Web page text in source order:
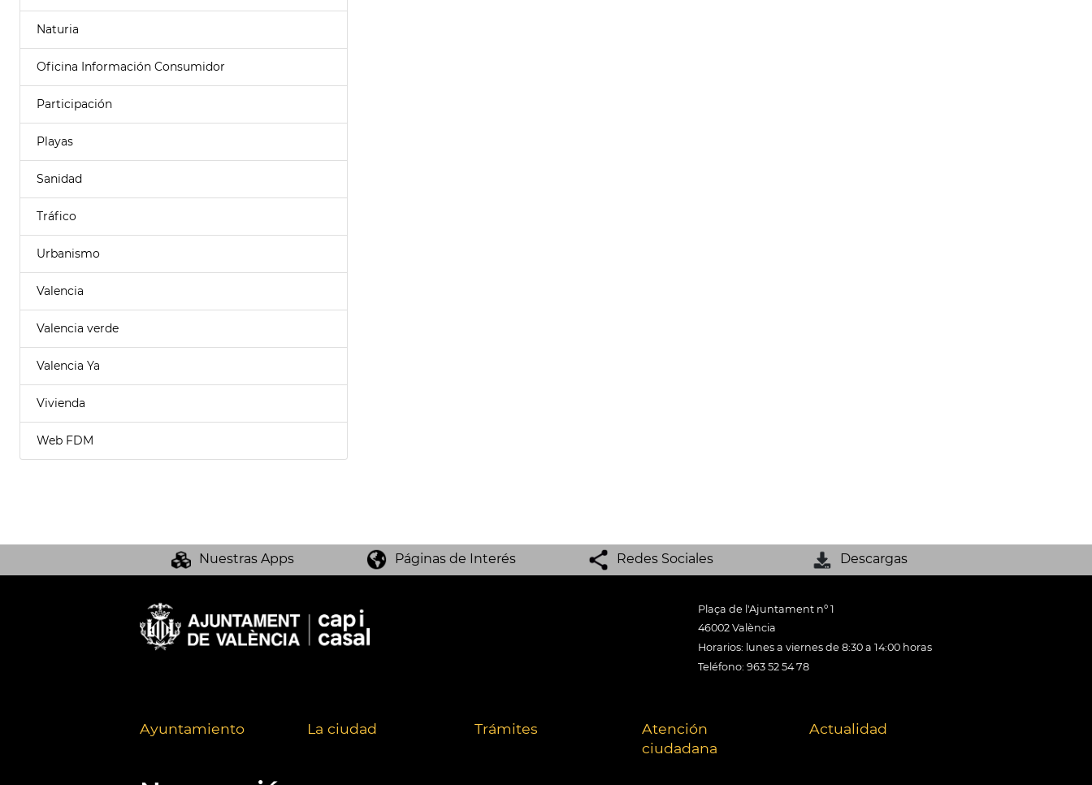
Naturia
Oficina Información Consumidor
Participación
Playas
Sanidad
Tráfico
Urbanismo
Valencia
Valencia verde
Valencia Ya
Vivienda
Web FDM
Nuestras Apps Páginas de Interés Redes Sociales Descargas
Plaça de l'Ajuntament nº 1
46002 València
Horarios: lunes a viernes de 8:30 a 14:00 horas
Teléfono: 963 52 54 78
Ayuntamiento La ciudad Trámites
Atención
ciudadana
Actualidad